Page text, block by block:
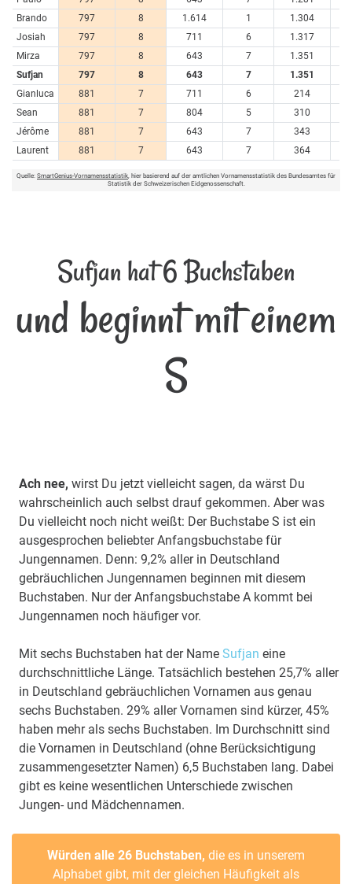
Brando
797 8 1.614 1 1.304
Josiah
797 8 711 6 1.317
Mirza
797 8 643 7 1.351
Sufjan
797 8 643 7 1.351
Gianluca
881 7 711 6 214
Sean
881 7 804 5 310
Jérôme
881 7 643 7 343
Laurent
881 7 643 7 364
Quelle: SmartGenius-Vornamensstatistik , hier basierend auf der amtlichen Vornamensstatistik des Bundesamtes für
Statistik der Schweizerischen Eidgenossenschaft.
Sufjan hat 6 Buchstaben
und beginnt mit einem
S
Ach nee, wirst Du jetzt vielleicht sagen, da wärst Du
wahrscheinlich auch selbst drauf gekommen. Aber was
Du vielleicht noch nicht weißt: Der Buchstabe S ist ein
ausgesprochen beliebter Anfangsbuchstabe für
Jungennamen. Denn: 9,2% aller in Deutschland
gebräuchlichen Jungennamen beginnen mit diesem
Buchstaben. Nur der Anfangsbuchstabe A kommt bei
Jungennamen noch häufiger vor.
Mit sechs Buchstaben hat der Name Sufjan eine
durchschnittliche Länge. Tatsächlich bestehen 25,7% aller
in Deutschland gebräuchlichen Vornamen aus genau
sechs Buchstaben. 29% aller Vornamen sind kürzer, 45%
haben mehr als sechs Buchstaben. Im Durchschnitt sind
die Vornamen in Deutschland (ohne Berücksichtigung
zusammengesetzter Namen) 6,5 Buchstaben lang. Dabei
gibt es keine wesentlichen Unterschiede zwischen
Jungen- und Mädchennamen.
Würden alle 26 Buchstaben, die es in unserem
Alphabet gibt, mit der gleichen Häufigkeit als